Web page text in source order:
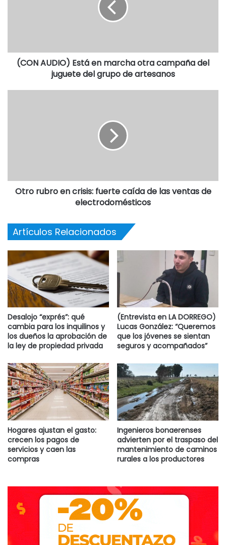
(CON AUDIO) Está en marcha otra campaña del
juguete del grupo de artesanos
Otro rubro en crisis: fuerte caída de las ventas de
electrodomésticos
Artículos Relacionados
Desalojo “exprés”: qué
cambia para los inquilinos y
los dueños la aprobación de
la ley de propiedad privada
(Entrevista en LA DORREGO)
Lucas González: “Queremos
que los jóvenes se sientan
seguros y acompañados”
Hogares ajustan el gasto:
crecen los pagos de
servicios y caen las
compras
Ingenieros bonaerenses
advierten por el traspaso del
mantenimiento de caminos
rurales a los productores